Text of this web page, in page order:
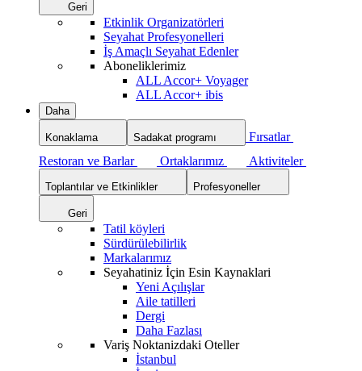
Geri
Etkinlik Organizatörleri
Seyahat Profesyonelleri
İş Amaçlı Seyahat Edenler
Aboneliklerimiz
ALL Accor+ Voyager
ALL Accor+ ibis
Daha
Konaklama Sadakat programı
Fırsatlar
Restoran ve Barlar
Ortaklarımız Aktiviteler
Toplantılar ve Etkinlikler Profesyoneller
Geri
Tatil köyleri
Sürdürülebilirlik
Markalarımız
Seyahatiniz İçin Esin Kaynaklari
Yeni Açılışlar
Aile tatilleri
Dergi
Daha Fazlası
Variş Noktanizdaki Oteller
İstanbul